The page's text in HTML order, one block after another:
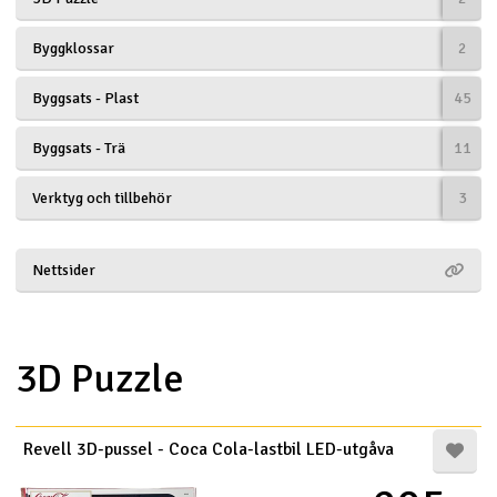
Båtar
Drönare
Drönare för FPV
Flygplan
Helikopter
Modellbygg- och byggsatser
Modelljärnväg
Motor & tillbehör
Byggklossar 2
Byggsats - Plast 45
Byggsats - Trä 11
Verktyg och tillbehör 3
Nettsider
3D Puzzle
Revell 3D-pussel - Coca Cola-lastbil LED-utgåva